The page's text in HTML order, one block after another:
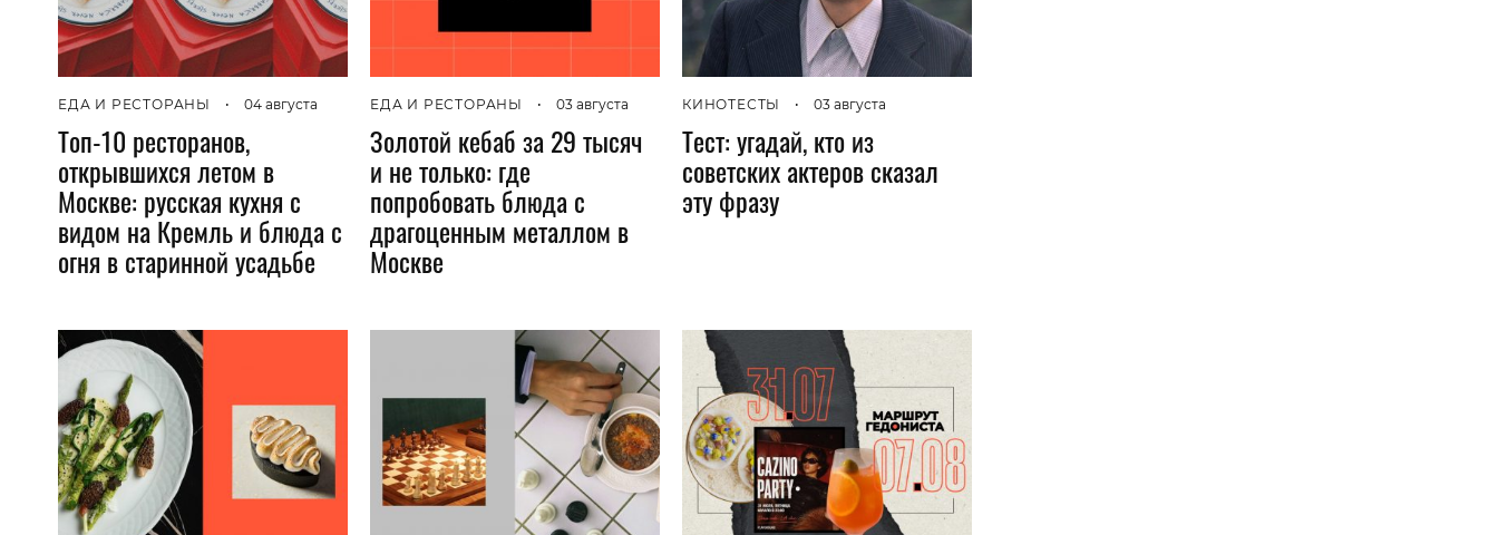
ЕДА И РЕСТОРАНЫ • 04 августа
Топ-10 ресторанов,
открывшихся летом в
Москве: русская кухня с
видом на Кремль и блюда с
огня в старинной усадьбе
ЕДА И РЕСТОРАНЫ • 03 августа
Золотой кебаб за 29 тысяч
и не только: где
попробовать блюда с
драгоценным металлом в
Москве
КИНОТЕСТЫ • 03 августа
Тест: угадай, кто из
советских актеров сказал
эту фразу